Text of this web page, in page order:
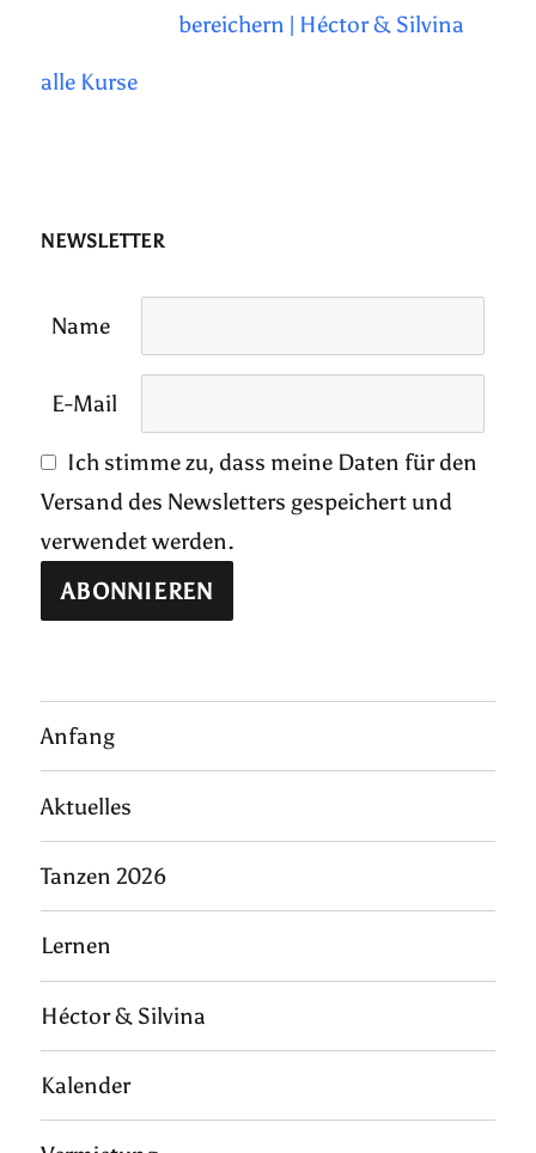
bereichern | Héctor & Silvina
alle Kurse
NEWSLETTER
Name
E-Mail
Ich stimme zu, dass meine Daten für den
Versand des Newsletters gespeichert und
verwendet werden.
Anfang
Aktuelles
Tanzen 2026
Lernen
Héctor & Silvina
Kalender